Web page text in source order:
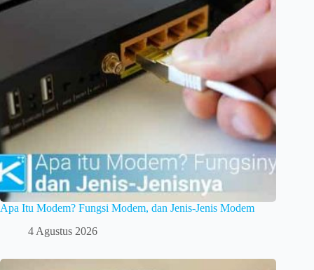
Apa Itu Modem? Fungsi Modem, dan Jenis-Jenis Modem
4 Agustus 2026